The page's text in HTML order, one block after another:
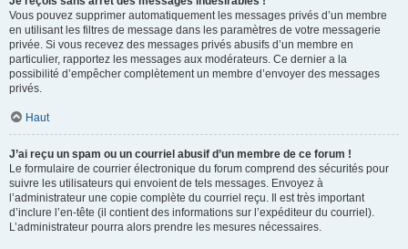
Vous pouvez supprimer automatiquement les messages privés d’un membre
en utilisant les filtres de message dans les paramètres de votre messagerie
privée. Si vous recevez des messages privés abusifs d’un membre en
particulier, rapportez les messages aux modérateurs. Ce dernier a la
possibilité d’empêcher complètement un membre d’envoyer des messages
privés.
Haut
J’ai reçu un spam ou un courriel abusif d’un membre de ce forum !
Le formulaire de courrier électronique du forum comprend des sécurités pour
suivre les utilisateurs qui envoient de tels messages. Envoyez à
l’administrateur une copie complète du courriel reçu. Il est très important
d’inclure l’en-tête (il contient des informations sur l’expéditeur du courriel).
L’administrateur pourra alors prendre les mesures nécessaires.